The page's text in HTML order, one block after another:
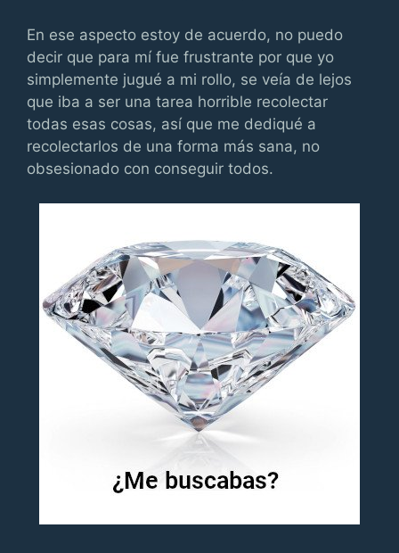
En ese aspecto estoy de acuerdo, no puedo
decir que para mí fue frustrante por que yo
simplemente jugué a mi rollo, se veía de lejos
que iba a ser una tarea horrible recolectar
todas esas cosas, así que me dediqué a
recolectarlos de una forma más sana, no
obsesionado con conseguir todos.